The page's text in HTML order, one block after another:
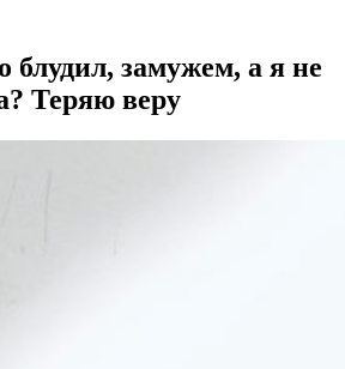
блудил, замужем, а я не
Теряю веру